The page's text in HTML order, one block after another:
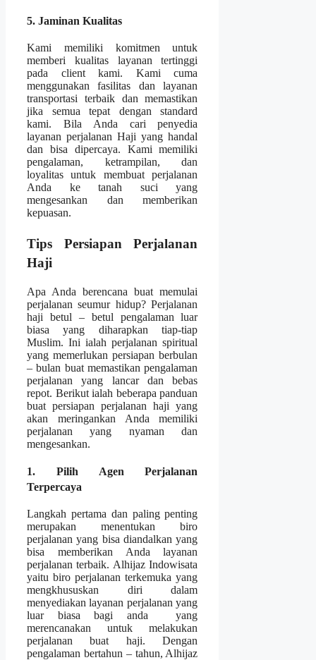
5. Jaminan Kualitas
Kami memiliki komitmen untuk
memberi kualitas layanan tertinggi
pada client kami. Kami cuma
menggunakan fasilitas dan layanan
transportasi terbaik dan memastikan
jika semua tepat dengan standard
kami. Bila Anda cari penyedia
layanan perjalanan Haji yang handal
dan bisa dipercaya. Kami memiliki
pengalaman, ketrampilan, dan
loyalitas untuk membuat perjalanan
Anda ke tanah suci yang
mengesankan dan memberikan
kepuasan.
Tips Persiapan Perjalanan
Haji
Apa Anda berencana buat memulai
perjalanan seumur hidup? Perjalanan
haji betul – betul pengalaman luar
biasa yang diharapkan tiap-tiap
Muslim. Ini ialah perjalanan spiritual
yang memerlukan persiapan berbulan
– bulan buat memastikan pengalaman
perjalanan yang lancar dan bebas
repot. Berikut ialah beberapa panduan
buat persiapan perjalanan haji yang
akan meringankan Anda memiliki
perjalanan yang nyaman dan
mengesankan.
1. Pilih Agen Perjalanan
Terpercaya
Langkah pertama dan paling penting
merupakan menentukan biro
perjalanan yang bisa diandalkan yang
bisa memberikan Anda layanan
perjalanan terbaik. Alhijaz Indowisata
yaitu biro perjalanan terkemuka yang
mengkhususkan diri dalam
menyediakan layanan perjalanan yang
luar biasa bagi anda yang
merencanakan untuk melakukan
perjalanan buat haji. Dengan
pengalaman bertahun – tahun, Alhijaz